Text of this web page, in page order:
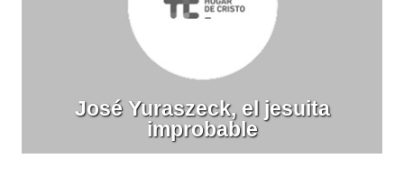
José Yuraszeck, el jesuita
improbable